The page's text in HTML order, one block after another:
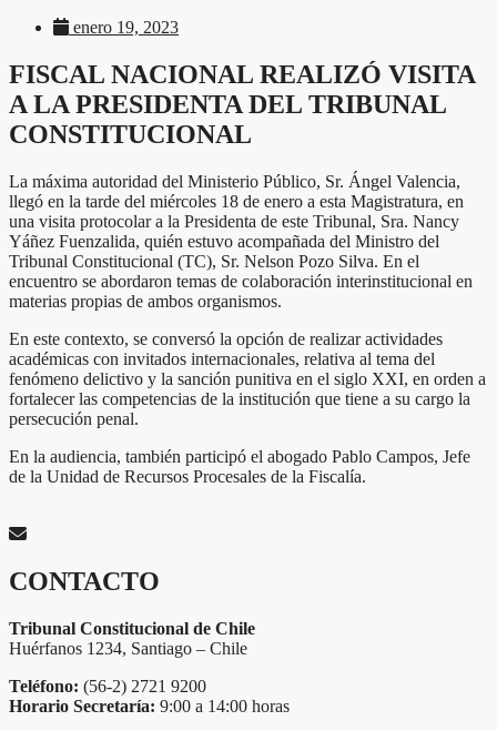
enero 19, 2023
FISCAL NACIONAL REALIZÓ VISITA
A LA PRESIDENTA DEL TRIBUNAL
CONSTITUCIONAL
La máxima autoridad del Ministerio Público, Sr. Ángel Valencia,
llegó en la tarde del miércoles 18 de enero a esta Magistratura, en
una visita protocolar a la Presidenta de este Tribunal, Sra. Nancy
Yáñez Fuenzalida, quién estuvo acompañada del Ministro del
Tribunal Constitucional (TC), Sr. Nelson Pozo Silva. En el
encuentro se abordaron temas de colaboración interinstitucional en
materias propias de ambos organismos.
En este contexto, se conversó la opción de realizar actividades
académicas con invitados internacionales, relativa al tema del
fenómeno delictivo y la sanción punitiva en el siglo XXI, en orden a
fortalecer las competencias de la institución que tiene a su cargo la
persecución penal.
En la audiencia, también participó el abogado Pablo Campos, Jefe
de la Unidad de Recursos Procesales de la Fiscalía.
CONTACTO
Tribunal Constitucional de Chile
Huérfanos 1234, Santiago – Chile
Teléfono: (56-2) 2721 9200
Horario Secretaría: 9:00 a 14:00 horas